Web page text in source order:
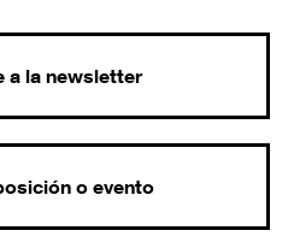
a la newsletter
o evento